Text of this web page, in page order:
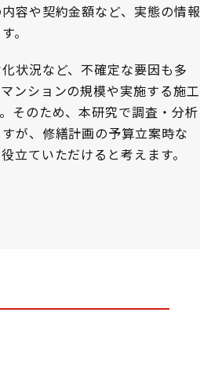
容や契約金額など、実態の情報
。
状況など、不確定な要因も多
ンションの規模や実施する施工
そのため、本研究で調査・分析
が、修繕計画の予算立案時な
立ていただけると考えます。